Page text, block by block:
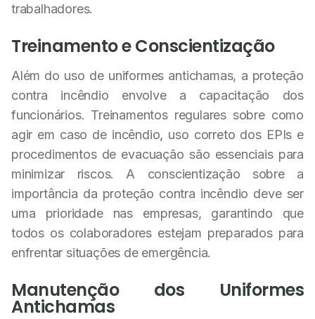
trabalhadores.
Treinamento e Conscientização
Além do uso de uniformes antichamas, a proteção
contra incêndio envolve a capacitação dos
funcionários. Treinamentos regulares sobre como
agir em caso de incêndio, uso correto dos EPIs e
procedimentos de evacuação são essenciais para
minimizar riscos. A conscientização sobre a
importância da proteção contra incêndio deve ser
uma prioridade nas empresas, garantindo que
todos os colaboradores estejam preparados para
enfrentar situações de emergência.
Manutenção dos Uniformes
Antichamas